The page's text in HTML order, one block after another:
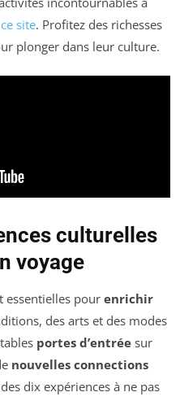
ce site. Profitez des richesses
plonger dans leur culture.
culturelles
voyage
essentielles pour enrichir
des arts et des modes
portes d’entrée sur
nouvelles connections
dix expériences à ne pas